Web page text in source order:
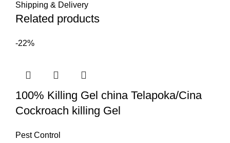
Shipping & Delivery
Related products
-22%
100% Killing Gel china Telapoka/Cina
Cockroach killing Gel
Pest Control